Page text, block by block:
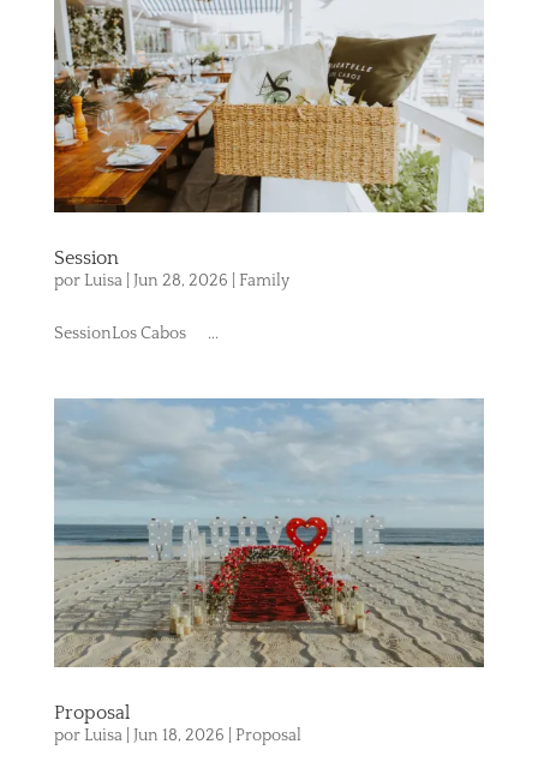
Session
por Luisa| Jun 28, 2026 Family
SessionLos Cabos ...
Proposal
por Luisa| Jun 18, 2026 Proposal